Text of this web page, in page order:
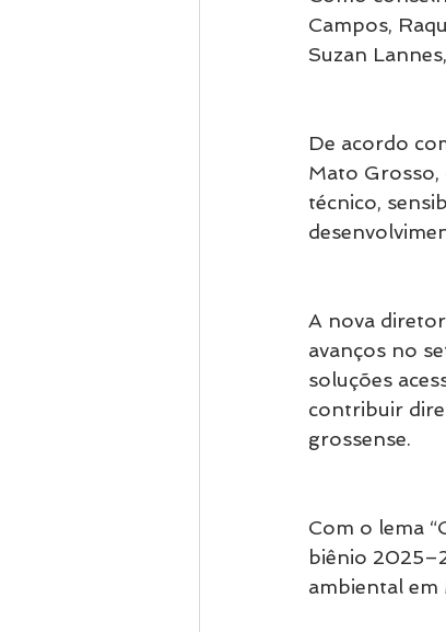
Campos,
Suzan
De acordo
Mato Grosso,
técnico,
A nova
avanços no
soluções
contribuir
grossense.
Com o lema
biênio
ambiental em